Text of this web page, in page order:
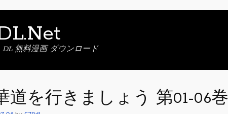
DL 無料漫画 ダウンロード
道を行きましょう 第01-06巻